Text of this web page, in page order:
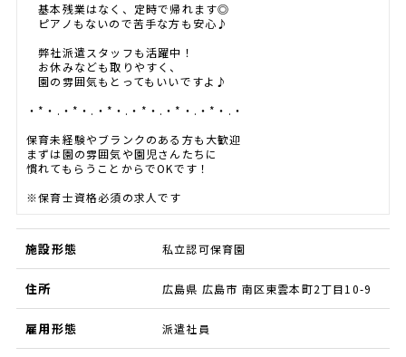
基本残業はなく、定時で帰れます◎
ピアノもないので苦手な方も安心♪
弊社派遣スタッフも活躍中！
お休みなども取りやすく、
園の雰囲気もとってもいいですよ♪
・*・.・*・.・*・.・*・.・*・.・*・.・
保育未経験やブランクのある方も大歓迎
まずは園の雰囲気や園児さんたちに
慣れてもらうことからでOKです！
※保育士資格必須の求人です
施設形態 私立認可保育園
住所 広島県 広島市 南区東雲本町2丁目10-9
雇用形態 派遣社員